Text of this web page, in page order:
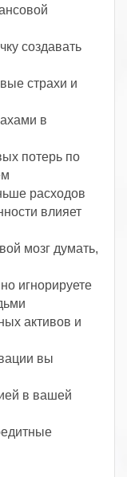
создавать
страхи и
в
потерь по
расходов
влияет
мозг думать,
игнорируете
активов и
вы
в вашей